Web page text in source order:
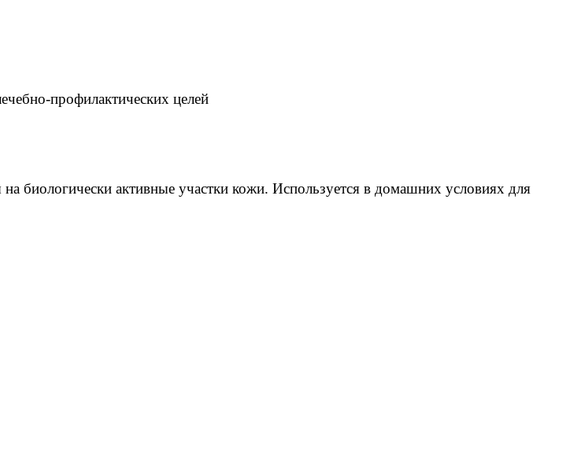
профилактических целей
биологически активные участки кожи. Используется в домашних условиях для